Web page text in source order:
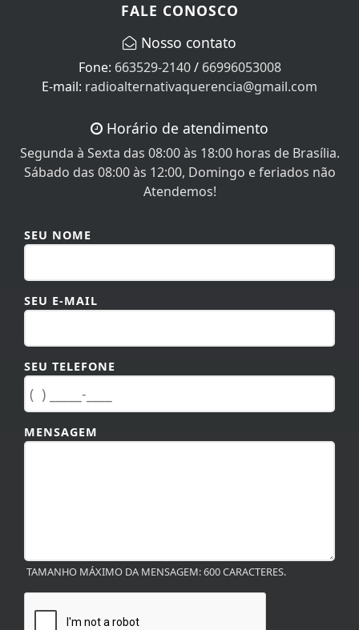
FALE CONOSCO
Nosso contato
Fone: 663529-2140/ 66996053008
E-mail: radioalternativaquerencia@gmail.com
Horário de atendimento
Segunda à Sexta das 08:00 às 18:00 horas de Brasília.
Sábado das 08:00 às 12:00, Domingo e feriados não
Atendemos!
SEU NOME
SEU E-MAIL
SEU TELEFONE
MENSAGEM
TAMANHO MÁXIMO DA MENSAGEM: 600 CARACTERES.